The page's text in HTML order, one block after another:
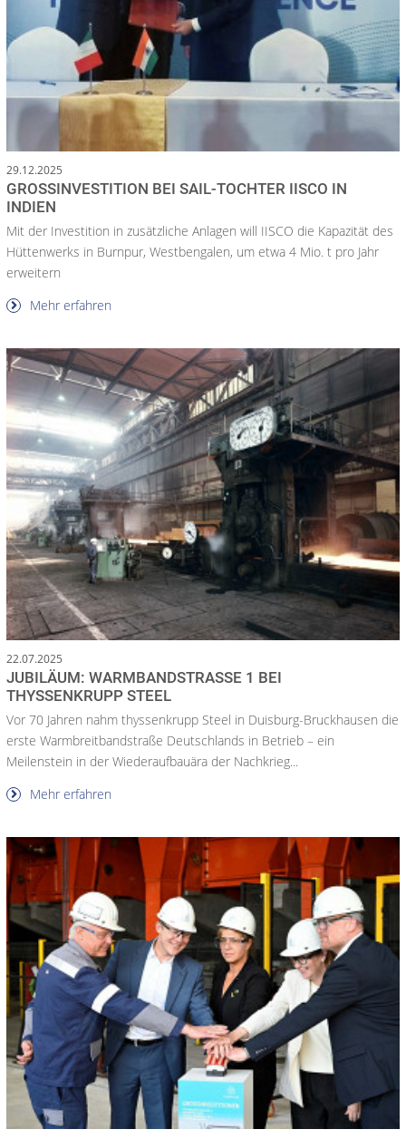
29.12.2025
GROSSINVESTITION BEI SAIL-TOCHTER IISCO IN I
NDIEN
Mit der Investition in zusätzliche Anlagen will IISCO die Kapazität des
Hüttenwerks in Burnpur, Westbengalen, um etwa 4 Mio. t pro Jahr
erweitern
Mehr erfahren
22.07.2025
JUBILÄUM: WARMBANDSTRASSE 1 BEI T
HYSSENKRUPP STEEL
Vor 70 Jahren nahm thyssenkrupp Steel in Duisburg-Bruckhausen die
erste Warmbreitbandstraße Deutschlands in Betrieb – ein
Meilenstein in der Wiederaufbauära der Nachkrieg...
Mehr erfahren